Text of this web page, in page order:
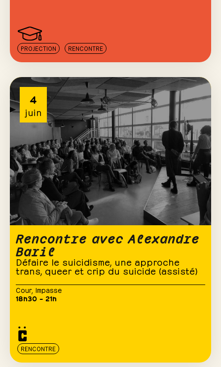
PROJECTION RENCONTRE
4
juin
Rencontre avec Alexandre
Baril
Défaire le suicidisme, une approche
trans, queer et crip du suicide (assisté)
Cour, Impasse
18h30 – 21h
RENCONTRE